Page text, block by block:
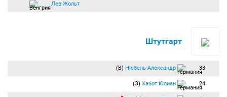
Лев Жольт
Штутгарт
(В) Нюбель Александр 33
(З) Хабот Юлиан 24